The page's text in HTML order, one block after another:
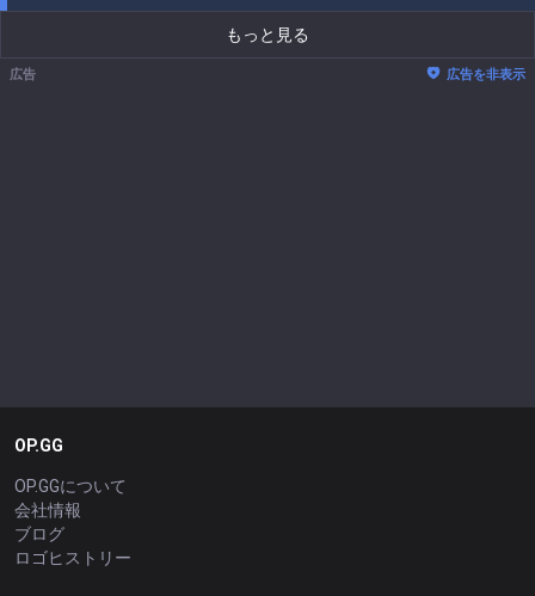
もっと見る
広告 広告を非表示
OP.GG
OP.GGについて
会社情報
ブログ
ロゴヒストリー